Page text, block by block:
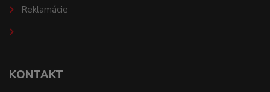
KONTAKT
Reklamácie